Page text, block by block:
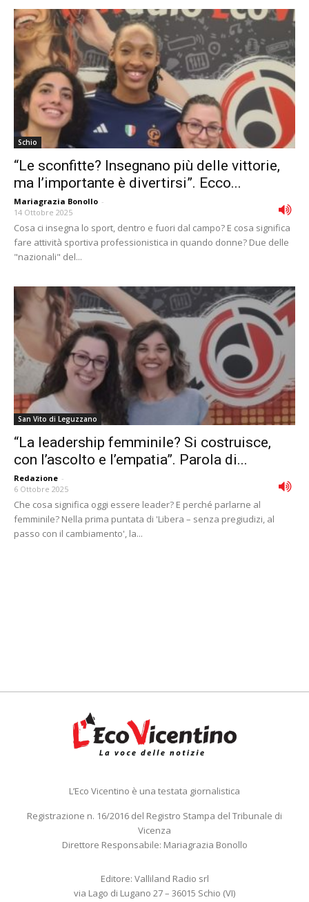
Schio
“Le sconfitte? Insegnano più delle vittorie,
ma l’importante è divertirsi”. Ecco...
Mariagrazia Bonollo -
14 Ottobre 2025
Cosa ci insegna lo sport, dentro e fuori dal campo? E cosa significa
fare attività sportiva professionistica in quando donne? Due delle
"nazionali" del...
San Vito di Leguzzano
“La leadership femminile? Si costruisce,
con l’ascolto e l’empatia”. Parola di...
Redazione -
6 Ottobre 2025
Che cosa significa oggi essere leader? E perché parlarne al
femminile? Nella prima puntata di 'Libera – senza pregiudizi, al
passo con il cambiamento', la...
L’Eco Vicentino è una testata giornalistica
Registrazione n. 16/2016 del Registro Stampa del Tribunale di
Vicenza
Direttore Responsabile: Mariagrazia Bonollo
Editore: Valliland Radio srl
via Lago di Lugano 27 – 36015 Schio (VI)